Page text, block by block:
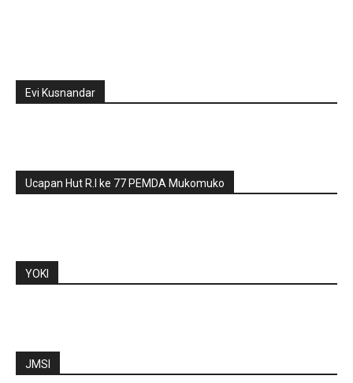
Evi Kusnandar
Ucapan Hut R.I ke 77 PEMDA Mukomuko
YOKI
JMSI